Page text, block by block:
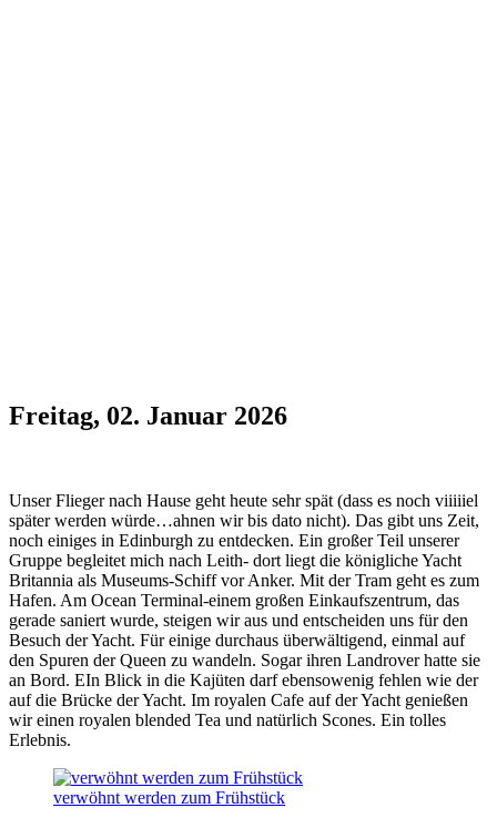
Freitag, 02. Januar 2026
Unser Flieger nach Hause geht heute sehr spät (dass es noch viiiiiel
später werden würde…ahnen wir bis dato nicht). Das gibt uns Zeit,
noch einiges in Edinburgh zu entdecken. Ein großer Teil unserer
Gruppe begleitet mich nach Leith- dort liegt die königliche Yacht
Britannia als Museums-Schiff vor Anker. Mit der Tram geht es zum
Hafen. Am Ocean Terminal-einem großen Einkaufszentrum, das
gerade saniert wurde, steigen wir aus und entscheiden uns für den
Besuch der Yacht. Für einige durchaus überwältigend, einmal auf
den Spuren der Queen zu wandeln. Sogar ihren Landrover hatte sie
an Bord. EIn Blick in die Kajüten darf ebensowenig fehlen wie der
auf die Brücke der Yacht. Im royalen Cafe auf der Yacht genießen
wir einen royalen blended Tea und natürlich Scones. Ein tolles
Erlebnis.
verwöhnt werden zum Frühstück